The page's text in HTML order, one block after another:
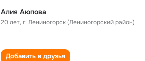
Алия Аюпова
20 лет,г. Лениногорск (Лениногорский район)
Добавить в друзья